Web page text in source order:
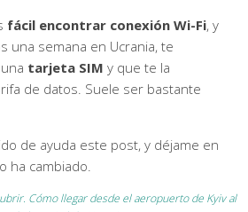
fácil encontrar conexión Wi-Fi, y
una semana en Ucrania, te
tarjeta SIM y que te la
de datos. Suele ser bastante
de ayuda este post, y déjame en
ha cambiado.